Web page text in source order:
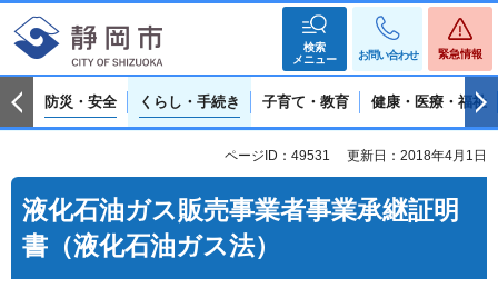
検索
メニュー
お問い合わせ 緊急情報
防災・安全 くらし・手続き 子育て・教育 健康・医療・福祉
ページID：49531 更新日：2018年4月1日
液化石油ガス販売事業者事業承継証明
書（液化石油ガス法）